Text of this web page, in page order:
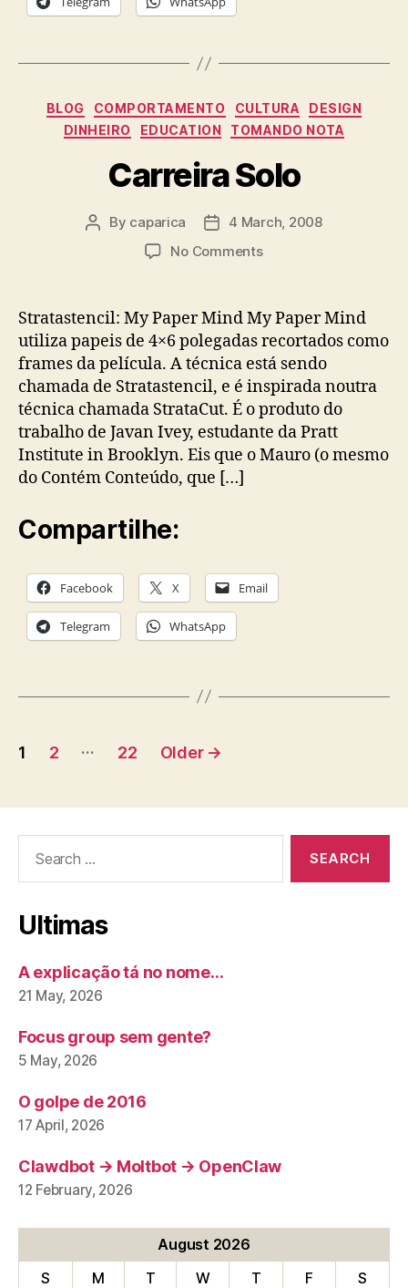
Categories
BLOG COMPORTAMENTO CULTURA
DESIGN
DINHEIRO
EDUCATION TOMANDO NOTA
Carreira Solo
Post
By caparica
Post4 March, 2008
No Commentson
Stratastencil: My Paper Mind My Paper Mind
utiliza papeis de 4×6 polegadas recortados como
frames da película. A técnica está sendo
chamada de Stratastencil, e é inspirada noutra
técnica chamada StrataCut. É o produto do
trabalho de Javan Ivey, estudante da Pratt
Institute in Brooklyn. Eis que o Mauro (o mesmo
do Contém Conteúdo, que […]
Compartilhe:
Facebook X Email
Telegram WhatsApp
Posts
1 2 … 22 Older →
Ultimas
A explicação tá no nome…
21 May, 2026
Focus group sem gente?
5 May, 2026
O golpe de 2016
17 April, 2026
Clawdbot → Moltbot → OpenClaw
12 February, 2026
August 2026
S
M T W T F S